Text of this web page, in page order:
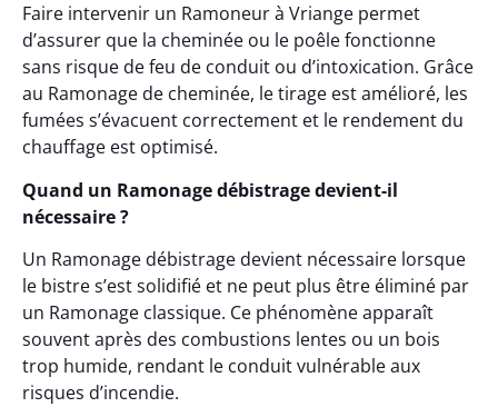
Faire intervenir un Ramoneur à Vriange permet
d’assurer que la cheminée ou le poêle fonctionne
sans risque de feu de conduit ou d’intoxication. Grâce
au Ramonage de cheminée, le tirage est amélioré, les
fumées s’évacuent correctement et le rendement du
chauffage est optimisé.
Quand un Ramonage débistrage devient-il
nécessaire ?
Un Ramonage débistrage devient nécessaire lorsque
le bistre s’est solidifié et ne peut plus être éliminé par
un Ramonage classique. Ce phénomène apparaît
souvent après des combustions lentes ou un bois
trop humide, rendant le conduit vulnérable aux
risques d’incendie.